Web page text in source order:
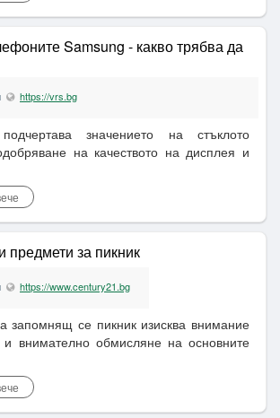
Samsung - какво трябва да
https://vrs.bg
значението на стъклото
на качеството на дисплея и
предмети за пикник
https://www.century21.bg
запомнящ се пикник изисква внимание
и внимателно обмисляне на основните